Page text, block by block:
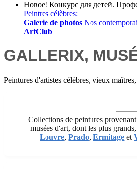
Новое! Конкурс для детей.
Peintres célèbres:
Galerie de photos Nos
ArtClub
GALLERIX,
Peintures d'artistes célèbres, vieux
Collections de peintures
musées d'art, dont les plus
Louvre,Prado,Ermitage et